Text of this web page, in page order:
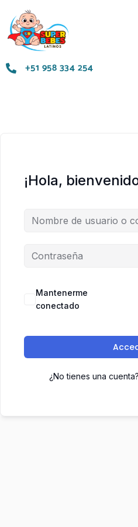
+51 958 334 254
¡Hola,
Mantenerme
conectado
¿No tienes una cuenta?